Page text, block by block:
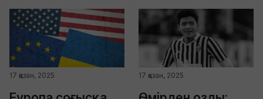
17 қазан, 2025 17 қазан, 2025